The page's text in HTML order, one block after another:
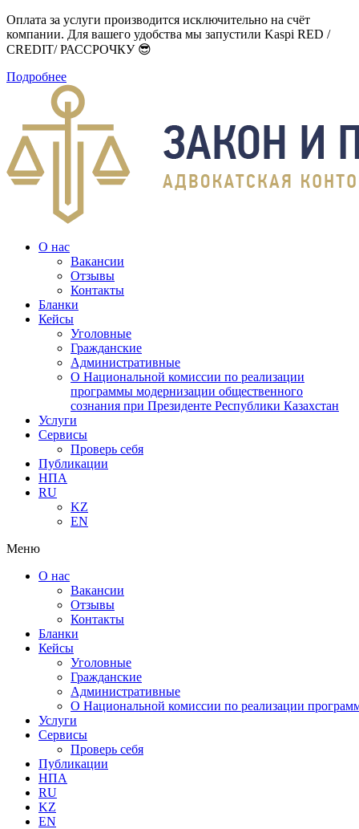
Оплата за услуги производится исключительно на счёт
компании. Для вашего удобства мы запустили Kaspi RED /
CREDIT/ РАССРОЧКУ 😎
Подробнее
О нас
Вакансии
Отзывы
Контакты
Бланки
Кейсы
Уголовные
Гражданские
Административные
О Национальной комиссии по реализации
программы модернизации общественного
сознания при Президенте Республики Казахстан
Услуги
Сервисы
Проверь себя
Публикации
НПА
RU
KZ
EN
Меню
О нас
Вакансии
Отзывы
Контакты
Бланки
Кейсы
Уголовные
Гражданские
Административные
О Национальной комиссии по реализации
Услуги
Сервисы
Проверь себя
Публикации
НПА
RU
KZ
EN